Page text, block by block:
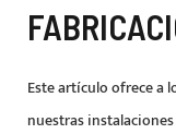
Este artículo ofrece a
nuestras